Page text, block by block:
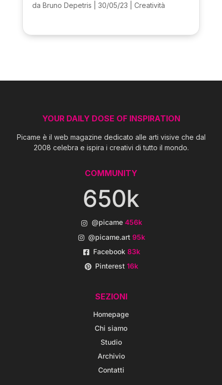
da Bruno Depetris 30/05/23 Creatività
YOUR DAILY DOSE OF INSPIRATION
Picame è il web magazine dedicato alle arti visive che dal
2008 celebra e ispira i creativi di tutto il mondo.
COMMUNITY
650k
@picame 456k
@picame.art95k
Facebook83k
Pinterest16k
SEZIONI
Homepage
Chi siamo
Studio
Archivio
Contatti